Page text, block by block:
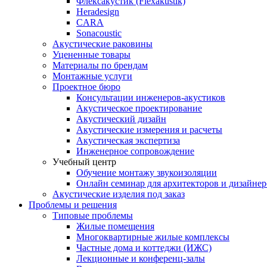
Heradesign
CARA
Sonacoustic
Акустические раковины
Уцененные товары
Материалы по брендам
Монтажные услуги
Проектное бюро
Консультации инженеров-акустиков
Акустическое проектирование
Акустический дизайн
Акустические измерения и расчеты
Акустическая экспертиза
Инженерное сопровождение
Учебный центр
Обучение монтажу звукоизоляции
Онлайн семинар для архитекторов и
Акустические изделия под заказ
Проблемы и решения
Типовые проблемы
Жилые помещения
Многоквартирные жилые комплексы
Частные дома и коттеджи (ИЖС)
Лекционные и конференц-залы